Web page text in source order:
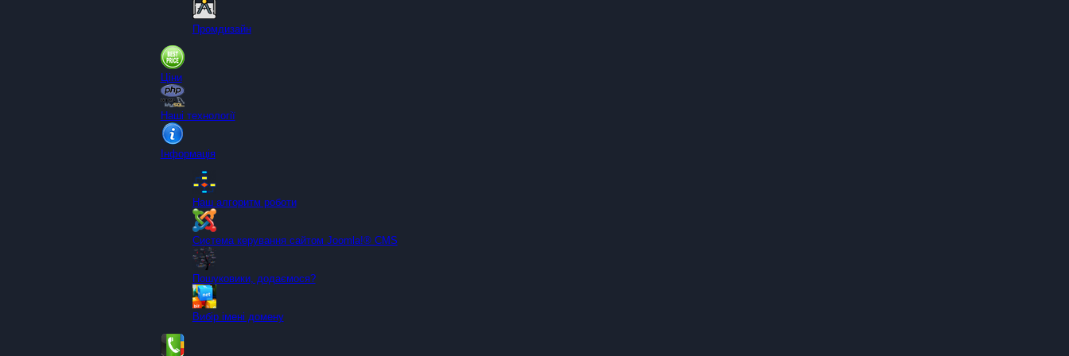
Промдизайн
Ціни
Наші технології
Інформація
Наш алгоритм роботи
Система керування сайтом Joomla!® CMS
Пошуковики, додаємося?
Вибір імені домену